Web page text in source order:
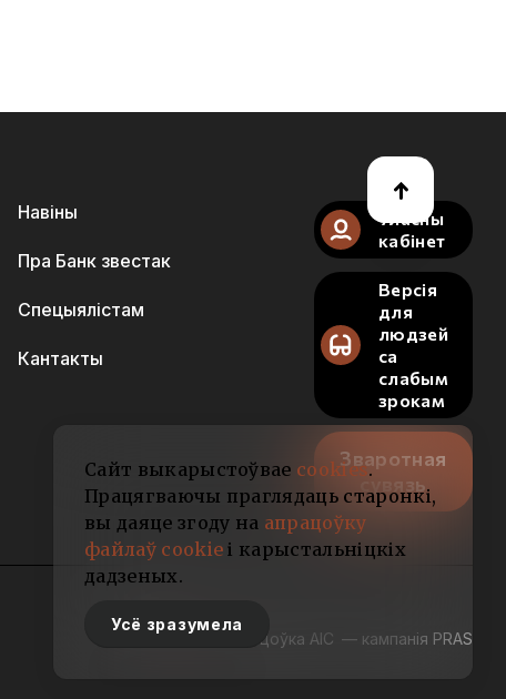
Навіны
Пра Банк звестак
Спецыялістам
Кантакты
Уласны
кабінет
Версія
для
людзей
са
слабым
зрокам
Зваротная
сувязь
Распрацоўка АІС — кампанія PRAS
Сайт выкарыстоўвае cookies.
Працягваючы праглядаць старонкі,
вы даяце згоду на апрацоўку
файлаў cookie і карыстальніцкіх
дадзеных.
Усё зразумела